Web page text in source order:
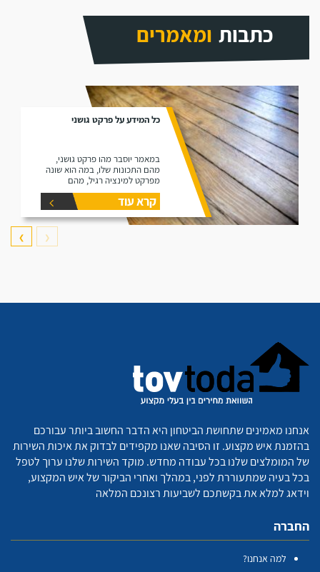
כתבות ומאמרים
כל המידע על פרקט גושני
במאמר יוסבר מהו פרקט גושני,
מהם התכונות שלו, במה הוא שונה
מפרקט למינציה רגיל, מהם
היתרונות שלו ומהם החסרונות שלו.
קרא עוד
❮
❯
אנחנו מאמינים שתחושת הביטחון היא הדבר החשוב ביותר עבורכם
בהזמנת איש מקצוע. זו הסיבה שאנו מקפידים לבדוק את איכות השירות
של המומלצים שלנו בכל עבודה מחדש. מוקד השירות שלנו ערוך לטפל
בכל בעיה שמתעוררת לפני, במהלך ואחרי הביקור של איש המקצוע,
וידאג למלא את בקשתכם לשביעות רצונכם המלאה
החברה
למה אנחנו?